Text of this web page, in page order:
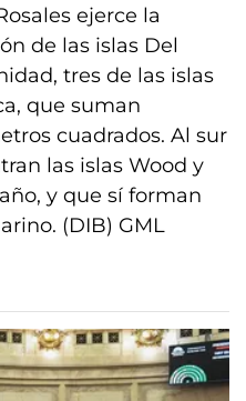
ejerce la
de las islas Del
tres de las islas
que suman
cuadrados. Al sur
las islas Wood y
y que sí forman
(DIB) GML